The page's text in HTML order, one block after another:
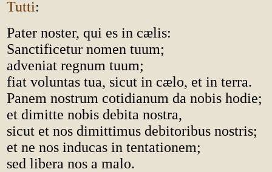
Tutti:
Pater noster, qui es in cælis:
Sanctificetur nomen tuum;
adveniat regnum tuum;
fiat voluntas tua, sicut in cælo, et in terra.
Panem nostrum cotidianum da nobis hodie;
et dimitte nobis debita nostra,
sicut et nos dimittimus debitoribus nostris;
et ne nos inducas in tentationem;
sed libera nos a malo.